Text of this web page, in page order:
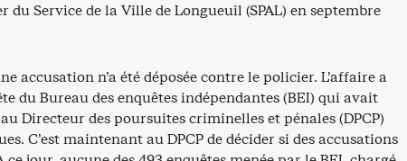
Service de la Ville de Longueuil (SPAL) en septembre
accusation n’a été déposée contre le policier. L’affaire a
du Bureau des enquêtes indépendantes (BEI) qui avait
Directeur des poursuites criminelles et pénales (DPCP)
C’est maintenant au DPCP de décider si des accusations